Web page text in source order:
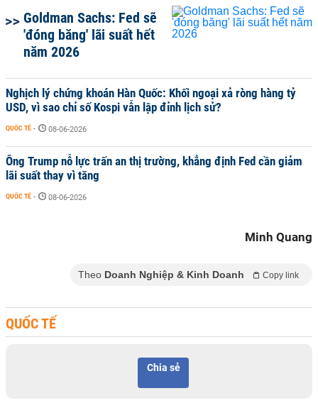
Goldman Sachs: Fed sẽ
'đóng băng' lãi suất hết
năm 2026
Nghịch lý chứng khoán Hàn Quốc: Khối ngoại xả ròng hàng tỷ
USD, vì sao chỉ số Kospi vẫn lập đỉnh lịch sử?
QUỐC TẾ - 08-06-2026
Ông Trump nỗ lực trấn an thị trường, khẳng định Fed cần giảm
lãi suất thay vì tăng
QUỐC TẾ - 08-06-2026
Minh Quang
Theo Doanh Nghiệp & Kinh Doanh Copy link
QUỐC TẾ
Chia sẻ